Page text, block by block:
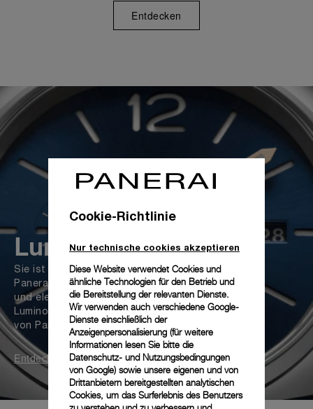
Entdecken
Luminor Due
Sie ist die vielseitigste Kollektion von
Panerai. Mit ihrem schlankeren, leichteren
und eleganteren Gehäuse ergänzt die
Luminor Due das emblematische Design
von Panerai
Entdecken
Cookie-Richtlinie
Nur technische cookies akzeptieren
Diese Website verwendet Cookies und
ähnliche Technologien für den Betrieb und
die Bereitstellung der relevanten Dienste.
Wir verwenden auch verschiedene Google-
Dienste einschließlich der
Anzeigenpersonalisierung (für weitere
Informationen lesen Sie bitte die
Datenschutz- und Nutzungsbedingungen
von Google) sowie unsere eigenen und von
Drittanbietern bereitgestellten analytischen
Cookies, um das Surferlebnis des Benutzers